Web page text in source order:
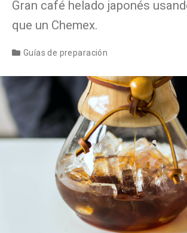
Gran café helado japonés
que un Chemex.
Guías de preparación